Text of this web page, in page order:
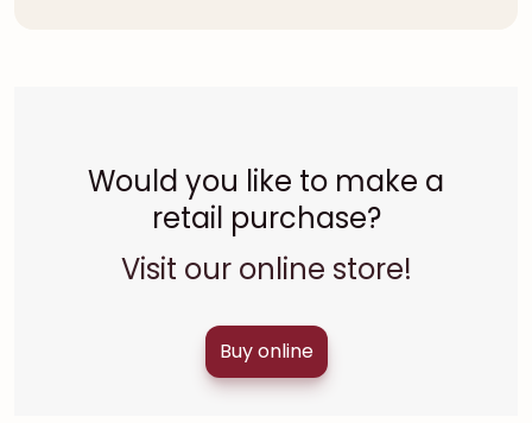
Would you like to make a
retail purchase?
Visit our online store!
Buy online